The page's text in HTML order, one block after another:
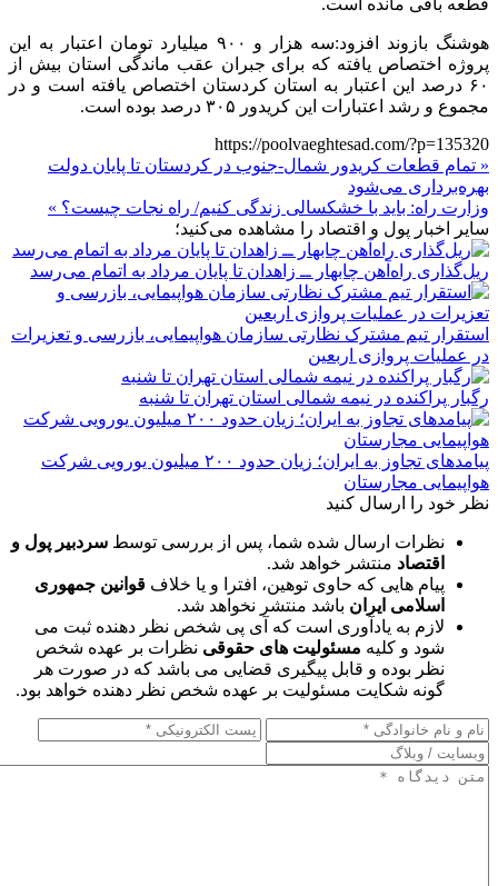
قطعه باقی مانده است.
هوشنگ بازوند افزود:سه هزار و ۹۰۰ میلیارد تومان اعتبار به این
پروژه اختصاص یافته که برای جبران عقب ماندگی استان بیش از
۶۰ درصد این اعتبار به استان کردستان اختصاص یافته است و در
مجموع و رشد اعتبارات این کریدور ۳۰۵ درصد بوده است.
https://poolvaeghtesad.com/?p=135320
« تمام قطعات کریدور شمال-جنوب در کردستان تا پایان دولت
بهره‌برداری می‌شود
وزارت راه: باید با خشکسالی زندگی کنیم/ راه نجات چیست؟ »
سایر اخبار پول و اقتصاد را مشاهده می‌کنید؛
ریل‌گذاری راه‌آهن چابهار ــ زاهدان تا پایان مرداد به اتمام می‌رسد
استقرار تیم مشترک نظارتی سازمان هواپیمایی، بازرسی و تعزیرات
در عملیات پروازی اربعین
رگبار پراکنده در نیمه شمالی استان تهران تا شنبه
پیامدهای تجاوز به ایران؛ زیان حدود ۲۰۰ میلیون یورویی شرکت
هواپیمایی مجارستان
نظر خود را ارسال کنید
نظرات ارسال شده شما، پس از بررسی توسط سردبیر پول و
اقتصاد منتشر خواهد شد.
پیام هایی که حاوی توهین، افترا و یا خلاف قوانین جمهوری
اسلامی ایران باشد منتشر نخواهد شد.
لازم به یادآوری است که آی پی شخص نظر دهنده ثبت می
شود و کلیه مسئولیت های حقوقی نظرات بر عهده شخص
نظر بوده و قابل پیگیری قضایی می باشد که در صورت هر
گونه شکایت مسئولیت بر عهده شخص نظر دهنده خواهد بود.